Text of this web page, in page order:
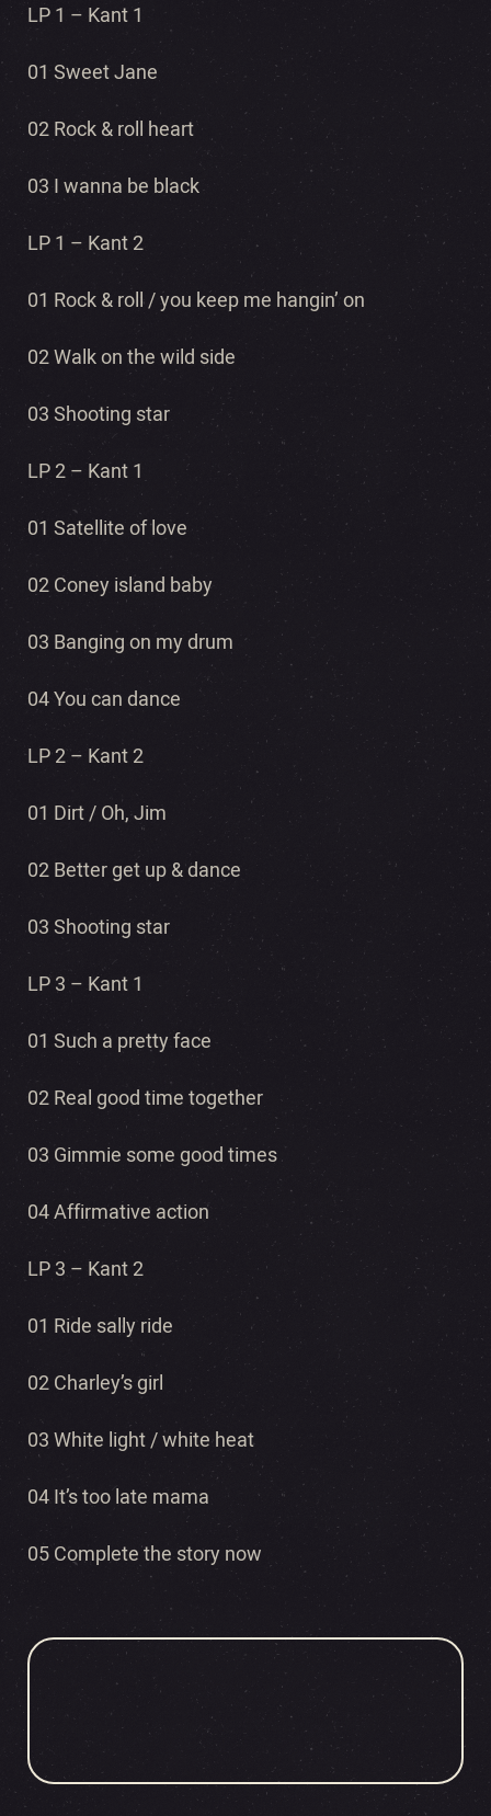
LP 1 – Kant 1
01 Sweet Jane
02 Rock & roll heart
03 I wanna be black
LP 1 – Kant 2
01 Rock & roll / you keep me hangin’ on
02 Walk on the wild side
03 Shooting star
LP 2 – Kant 1
01 Satellite of love
02 Coney island baby
03 Banging on my drum
04 You can dance
LP 2 – Kant 2
01 Dirt / Oh, Jim
02 Better get up & dance
03 Shooting star
LP 3 – Kant 1
01 Such a pretty face
02 Real good time together
03 Gimmie some good times
04 Affirmative action
LP 3 – Kant 2
01 Ride sally ride
02 Charley’s girl
03 White light / white heat
04 It’s too late mama
05 Complete the story now